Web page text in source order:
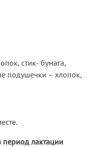
стик- бумага,
подушечки – хлопок,
лактации